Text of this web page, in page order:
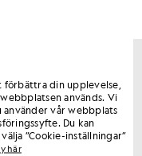
för medlemmar,
förbättra din upplevelse,
används. Vi
använder vår webbplats
Du kan
”Cookie-inställningar”
här